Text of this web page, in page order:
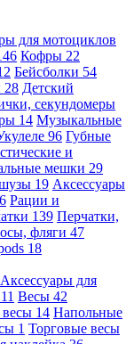
для мотоциклов
Кофры 22
Бейсболки 54
28 Детский
секундомеры
14 Музыкальные
96 Губные
и
мешки 29
19 Аксессуары
6 Рации и
139 Перчатки,
фляги 47
18
Аксессуары для
11 Весы 42
14 Напольные
1 Торговые весы